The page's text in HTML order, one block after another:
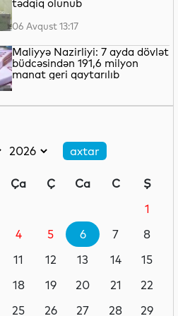
tədqiq olunub
06 Avqust 13:17
Maliyyə Nazirliyi: 7 ayda dövlət
büdcəsindən 191,6 milyon
manat geri qaytarılıb
verilib
əqli mülkiyyət müsabiqəsinin
06 Avqust 12:20
Azərbaycanın qlobal gündəliyi
06 Avqust 11:50
Ça Ç Ca C
Ş
1
4 5 6 7
8
11 12 13 14
15
18 19 20 21
22
25 26 27 28
29